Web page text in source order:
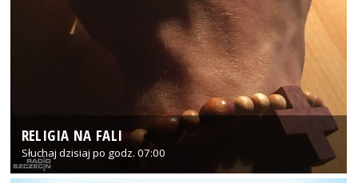
RELIGIA NA FALI
Słuchaj dzisiaj po godz. 07:00